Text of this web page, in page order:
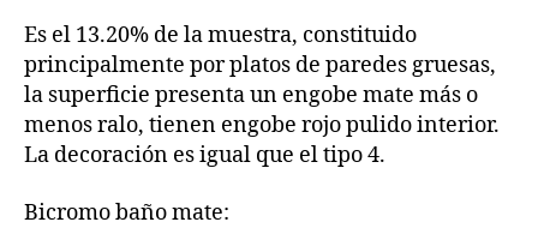
Es el 13.20% de la muestra, constituido
principalmente por platos de paredes gruesas,
la superficie presenta un engobe mate más o
menos ralo, tienen engobe rojo pulido interior.
La decoración es igual que el tipo 4.
Bicromo baño mate: